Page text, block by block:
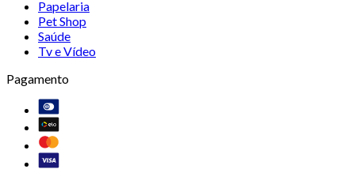
Papelaria
Pet Shop
Saúde
Tv e Vídeo
Pagamento